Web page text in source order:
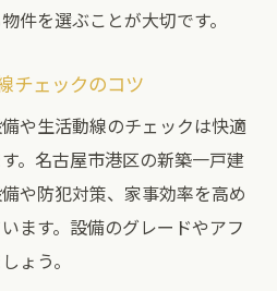
件を選ぶことが大切です。
チェックのコツ
や生活動線のチェックは快適
。名古屋市港区の新築一戸建
や防犯対策、家事効率を高め
ます。設備のグレードやアフ
ょう。